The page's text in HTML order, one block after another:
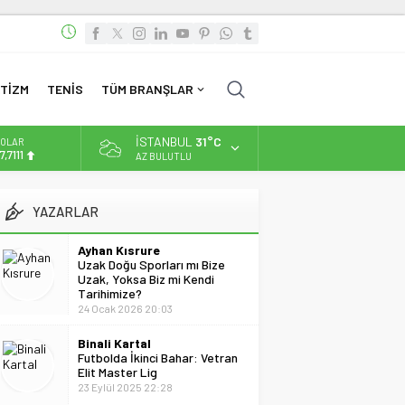
TENİS TÜM BRANŞLAR
55,1881
BİST
İSTANBUL 31°C
AZ BULUTLU
YAZARLAR
Ayhan Kısrure
Uzak Doğu Sporları mı Bize
Uzak, Yoksa Biz mi Kendi
Tarihimize?
24 Ocak 2026 20:03
Binali Kartal
Futbolda İkinci Bahar: Vetran
Elit Master Lig
23 Eylül 2025 22:28